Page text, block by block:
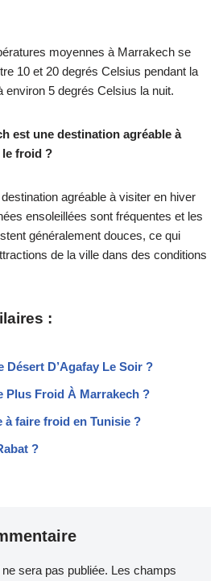
moyennes à Marrakech se
10 et 20 degrés Celsius pendant la
environ 5 degrés Celsius la nuit.
est une destination agréable à
le froid ?
agréable à visiter en hiver
ensoleillées sont fréquentes et les
généralement douces, ce qui
de la ville dans des conditions
:
Désert D’Agafay Le Soir ?
Plus Froid À Marrakech ?
à faire froid en Tunisie ?
?
sera pas publiée. Les champs